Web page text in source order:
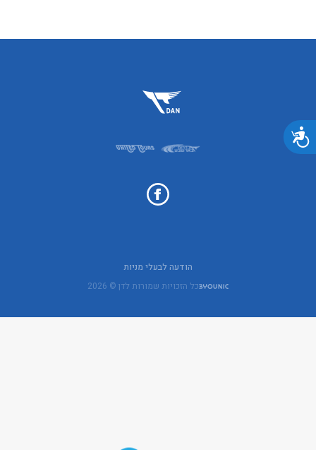
נגישות
הודעה לבעלי מניות
כל הזכויות שמורות לדן © 2026